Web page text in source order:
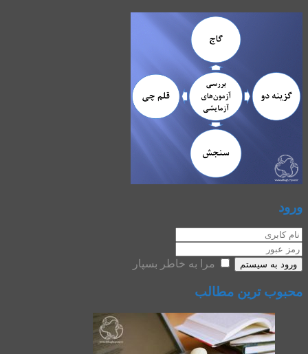
ورود
ورود به سیستم مرا به خاطر بسپار
محبوب ترین مطالب